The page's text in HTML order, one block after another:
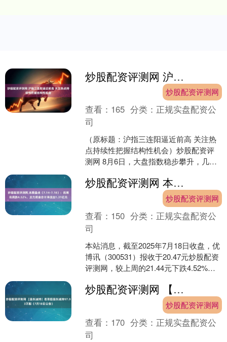
炒股配资评测网 沪指三连阳逼近前高 关注热点持续性把握结构性机会
炒股配资评测网
查看： 165 分类： 正规实盘配资公
司
（原标题：沪指三连阳逼近前高 关注热
点持续性把握结构性机会）炒股配资评
测网 8月6日，大盘指数稳步攀升，几大
高点3636.17....
炒股配资评测网 本周盘点（7.14-7.18）：优博讯周跌4.52%，主力资金合计净流出1.31亿元
炒股配资评测网
查看： 150 分类： 正规实盘配资公
司
本站消息，截至2025年7月18日收盘，优
博讯（300531）报收于20.47元炒股配资
评测网，较上周的21.44元下跌4.52%。
炒股配资评测网 【股东减持】若羽臣股东减持97.93万股（7月18日公告）
炒股配资评测网
查看： 170 分类： 正规实盘配资公
司